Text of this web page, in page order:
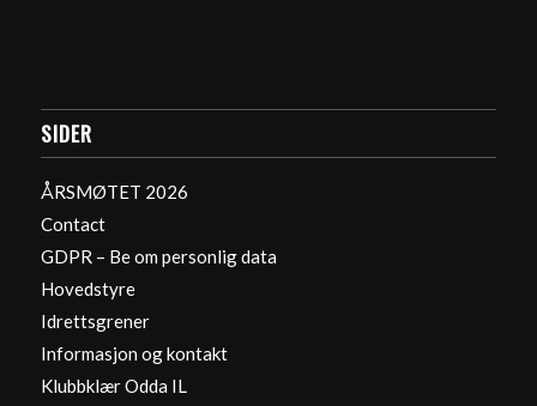
SIDER
ÅRSMØTET 2026
Contact
GDPR – Be om personlig data
Hovedstyre
Idrettsgrener
Informasjon og kontakt
Klubbklær Odda IL